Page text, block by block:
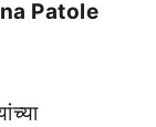
Patole